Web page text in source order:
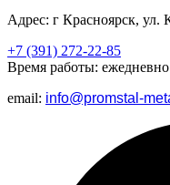
Адрес: г Красноярск, ул.
+7 (391) 272-22-85
Время работы:
email: info@promstal-